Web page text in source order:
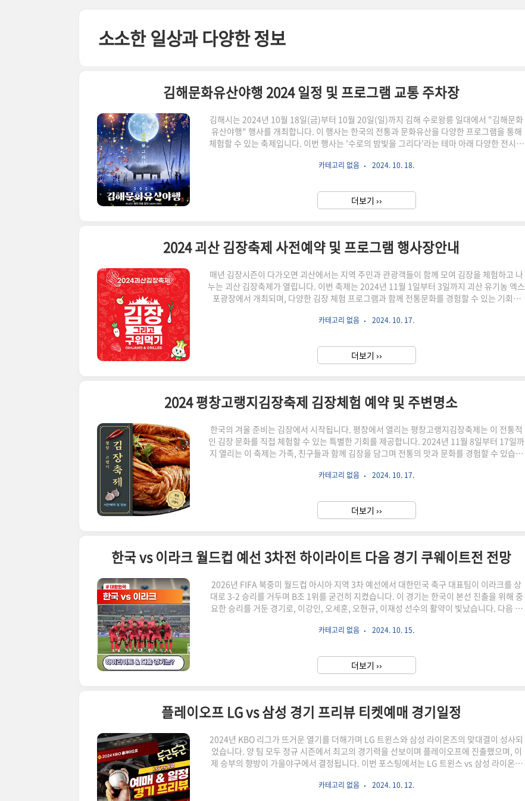
소소한 일상과 다양한 정보
김해문화유산야행 2024 일정 및 프로그램 교통 주차장
김해시는 2024년 10월 18일(금)부터 10월 20일(일)까지 김해 수로왕릉 일대에서 "김해문화
유산야행" 행사를 개최합니다. 이 행사는 한국의 전통과 문화유산을 다양한 프로그램을 통해
체험할 수 있는 축제입니다. 이번 행사는 '수로의 밤빛을 그리다'라는 테마 아래 다양한 전시와
서 행사의 일정과 세부 프로그램을 살펴보겠습니다. ✅ 아이와 체험하기 좋은 프로그램이 있습
마기사와 비밀편지 사전예약 👉 김해문화유산야행 2024 개요 2024 김해문화유산야행은 10
월 18일(금)부터 10월 20일(일)까지 김해 수로왕릉 일대에서 ..
카테고리 없음 2024. 10. 18.
더보기 ››
2024 괴산 김장축제 사전예약 및 프로그램 행사장안내
매년 김장시즌이 다가오면 괴산에서는 지역 주민과 관광객들이 함께 모여 김장을 체험하고 나
누는 괴산 김장축제가 열립니다. 이번 축제는 2024년 11월 1일부터 3일까지 괴산 유기농 엑스
포광장에서 개최되며, 다양한 김장 체험 프로그램과 함께 전통문화를 경험할 수 있는 기회를
다. 체험프로그램 사전예약 바로가기 👉 김장 체험 프로그램 괴산 김장축제의 핵심은 다양한
김치는 직접 가져갈 수 있습니다. 김치를 처음 담그는 분들도 어렵지 않게 참여할 수 있도록 잘
준비되어 있습니다.✅ 주요 프로그램원스톱 김장 담그기 기간: 2024년 11..
카테고리 없음 2024. 10. 17.
더보기 ››
2024 평창고랭지김장축제 김장체험 예약 및 주변명소
한국의 겨울 준비는 김장에서 시작됩니다. 평창에서 열리는 평창고랭지김장축제는 이 전통적
인 김장 문화를 직접 체험할 수 있는 특별한 기회를 제공합니다. 2024년 11월 8일부터 17일까
지 열리는 이 축제는 가족, 친구들과 함께 김장을 담그며 전통의 맛과 문화를 경험할 수 있습니
체험 프로그램 예약하기 👉 김장 체험 프로그램 평창고랭지김장축제의 핵심 프로그램인 김
있는 특별한 경험입니다. 절임배추와 양념이 미리 준비되어 있어 누구나 쉽게 김장 담그기에
도전할 수 있으며, 완성된 김치는 직접 가져가거나 현장에서 택배로 보내실..
카테고리 없음 2024. 10. 17.
더보기 ››
한국 vs 이라크 월드컵 예선 3차전 하이라이트 다음 경기 쿠웨이트전 전망
2026년 FIFA 북중미 월드컵 아시아 지역 3차 예선에서 대한민국 축구 대표팀이 이라크를 상
대로 3-2 승리를 거두며 B조 1위를 굳건히 지켰습니다. 이 경기는 한국이 본선 진출을 위해 중
요한 승리를 거둔 경기로, 이강인, 오세훈, 오현규, 이재성 선수의 활약이 빛났습니다. 다음 경
니다. 한국 vs 이라크 경기 결과 요약 ✅ 최종 경기 결과:한국 3-2 이라크✅ 득점 선수:전반 41
성 (한국)후반 추가시간: 술라카 (이라크)이번 경기는 오세훈의 선제골로 시작해 후반전 이라
크의 동점골로 팽팽해졌지만, 오현규와 이..
카테고리 없음 2024. 10. 15.
더보기 ››
플레이오프 LG vs 삼성 경기 프리뷰 티켓예매 경기일정
2024년 KBO 리그가 뜨거운 열기를 더해가며 LG 트윈스와 삼성 라이온즈의 맞대결이 성사되
었습니다. 양 팀 모두 정규 시즌에서 최고의 경기력을 선보이며 플레이오프에 진출했으며, 이
제 승부의 향방이 가을야구에서 결정됩니다. 이번 포스팅에서는 LG 트윈스 vs 삼성 라이온즈
수 있도록 예매 가이드를 제공합니다. 티켓 예매는 빠르게 마감될 수 있으니 꼭 서둘러주세
카테고리 없음 2024. 10. 12.